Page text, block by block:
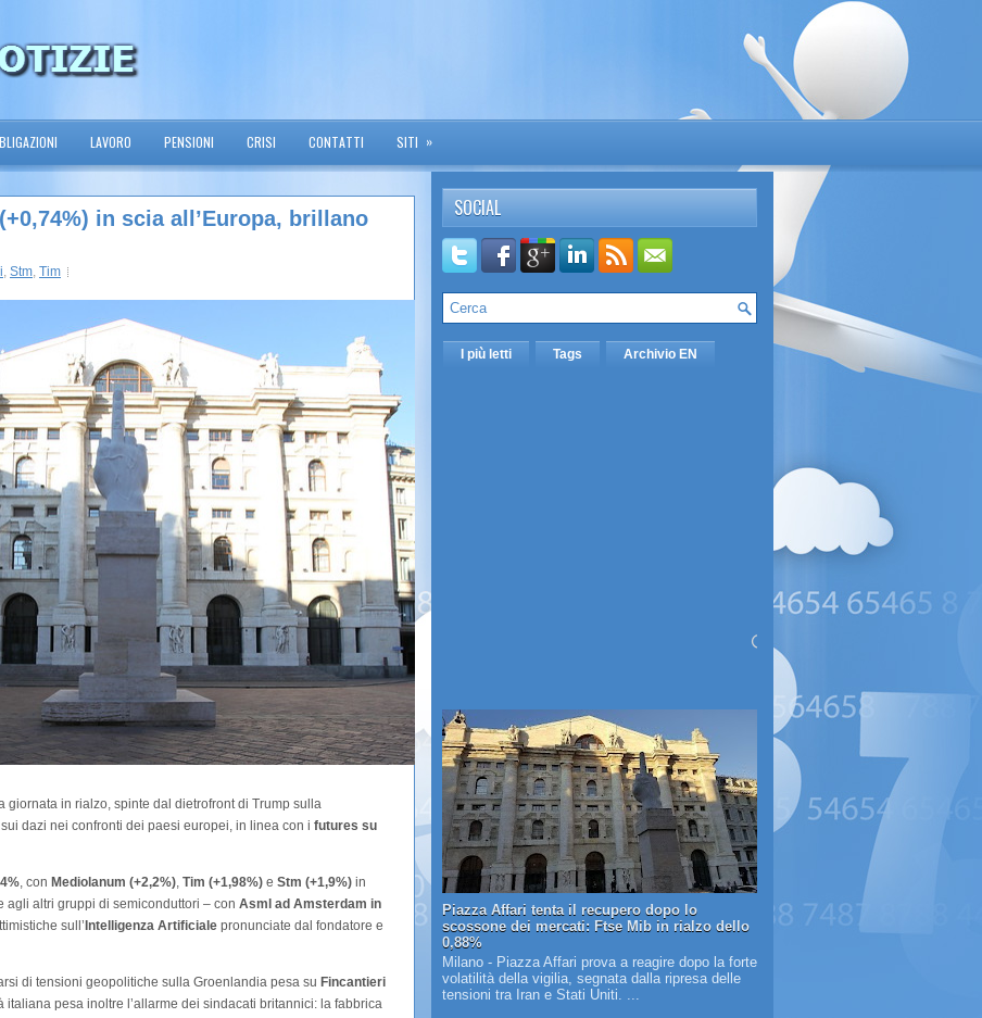
LAVORO PENSIONI CRISI CONTATTI SITI »
in scia all’Europa, brillano
, Stm, Tim
giornata in rialzo, spinte dal dietrofront di Trump sulla
dazi nei confronti dei paesi europei, in linea con i futures su
, con Mediolanum (+2,2%), Tim (+1,98%) e Stm (+1,9%) in
agli altri gruppi di semiconduttori – con Asml ad Amsterdam in
sull’ Intelligenza Artificiale pronunciate dal fondatore e
di tensioni geopolitiche sulla Groenlandia pesa su Fincantieri
italiana pesa inoltre l’allarme dei sindacati britannici: la fabbrica
SOCIAL
I più letti Tags Archivio EN
Piazza Affari tenta il recupero dopo lo
scossone dei mercati: Ftse Mib in rialzo dello
0,88%
Milano - Piazza Affari prova a reagire dopo la forte
volatilità della vigilia, segnata dalla ripresa delle
tensioni tra Iran e Stati Uniti. ...